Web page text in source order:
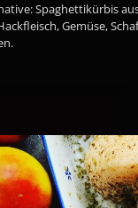
Spaghettikürbis
Gemüse,